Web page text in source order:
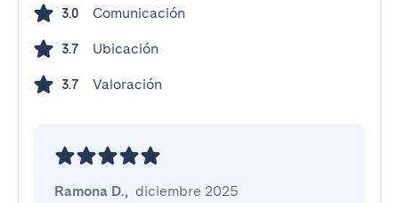
3.0 Comunicación
3.7 Ubicación
3.7 Valoración
Ramona D., diciembre 2025